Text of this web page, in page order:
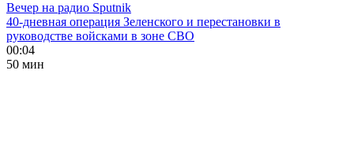
Вечер на радио Sputnik
40-дневная операция Зеленского и перестановки в
руководстве войсками в зоне СВО
00:04
50 мин